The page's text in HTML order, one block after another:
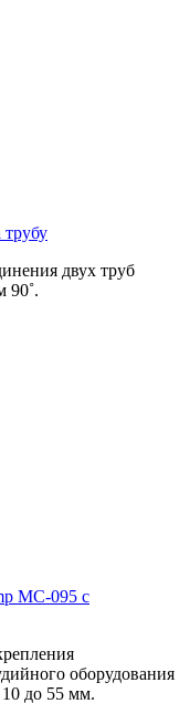
двух труб
90˚.
MC-095 с
оборудования
10 до 55 мм.